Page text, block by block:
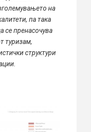
на
па така
се пренасочува
туризам,
структури